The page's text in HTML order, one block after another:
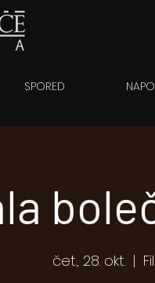
SPORED
čet., 28. okt.
  |